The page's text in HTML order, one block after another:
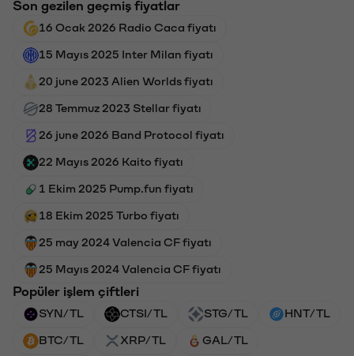
Son gezilen geçmiş fiyatlar
16 Ocak 2026 Radio Caca fiyatı
15 Mayıs 2025 Inter Milan fiyatı
20 june 2023 Alien Worlds fiyatı
28 Temmuz 2023 Stellar fiyatı
26 june 2026 Band Protocol fiyatı
22 Mayıs 2026 Kaito fiyatı
1 Ekim 2025 Pump.fun fiyatı
18 Ekim 2025 Turbo fiyatı
25 may 2024 Valencia CF fiyatı
25 Mayıs 2024 Valencia CF fiyatı
Popüler işlem çiftleri
SYN/TL CTSI/TL STG/TL HNT/TL
BTC/TL XRP/TL GAL/TL